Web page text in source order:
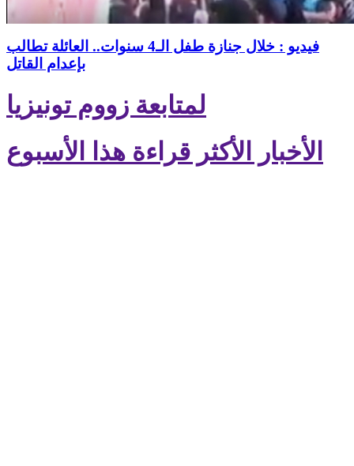
فيديو : خلال جنازة طفل الـ4 سنوات.. العائلة تطالب
بإعدام القاتل
لمتابعة زووم تونيزيا
الأخبار الأكثر قراءة هذا الأسبوع